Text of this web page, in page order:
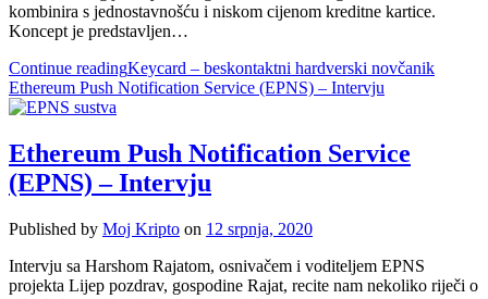
kombinira s jednostavnošću i niskom cijenom kreditne kartice.
Koncept je predstavljen…
Continue readingKeycard – beskontaktni hardverski novčanik
Ethereum Push Notification Service (EPNS) – Intervju
Ethereum Push Notification Service
(EPNS) – Intervju
Published by Moj Kripto on 12 srpnja, 2020
Intervju sa Harshom Rajatom, osnivačem i voditeljem EPNS
projekta Lijep pozdrav, gospodine Rajat, recite nam nekoliko riječi o